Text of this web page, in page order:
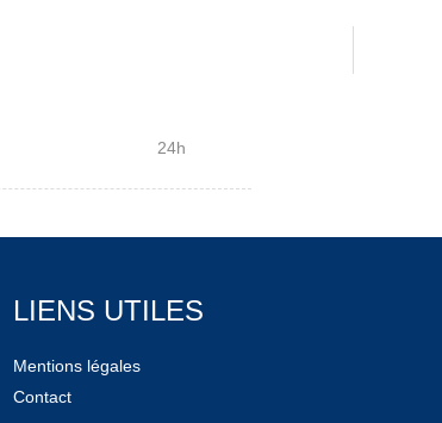
24h
LIENS UTILES
Mentions légales
Contact